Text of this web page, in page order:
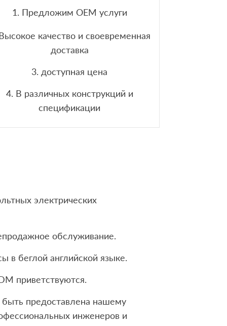
1. Предложим OEM услуги
качество и своевременная
доставка
3. доступная цена
4. В различных конструкций и
спецификации
электрических
обслуживание.
в беглой английской языке.
приветствуются.
предоставлена ​​нашему
инженеров и